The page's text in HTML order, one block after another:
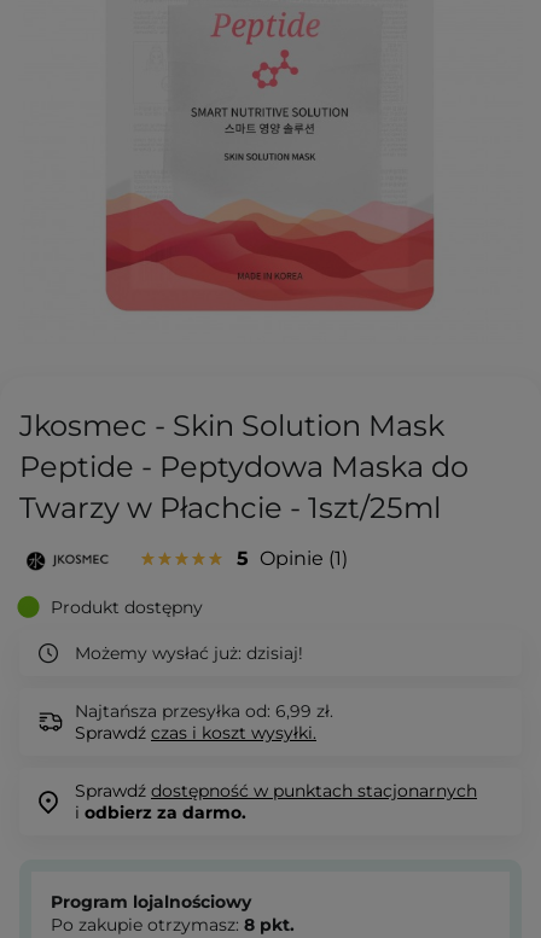
Jkosmec - Skin Solution Mask
Peptide - Peptydowa Maska do
Twarzy w Płachcie - 1szt/25ml
5 Opinie 1
Produkt dostępny
Możemy wysłać już: dzisiaj!
Najtańsza przesyłka od: 6,99 zł.
Sprawdź czas i koszt wysyłki.
Sprawdź dostępność w punktach stacjonarnych
i odbierz za darmo.
Program lojalnościowy
Po zakupie otrzymasz: 8 pkt.